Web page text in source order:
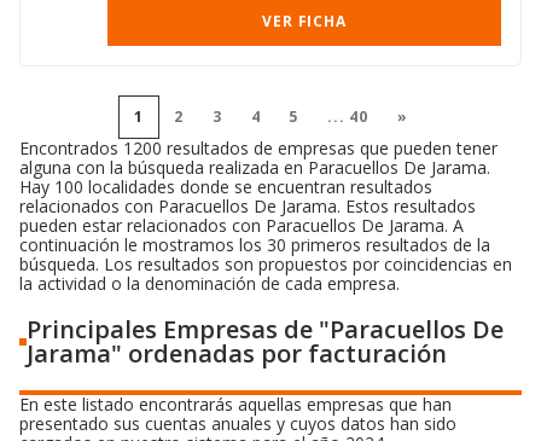
VER FICHA
1 2 3 4 5 ... 40 »
Encontrados 1200 resultados de empresas que pueden tener
alguna con la búsqueda realizada en Paracuellos De Jarama.
Hay 100 localidades donde se encuentran resultados
relacionados con Paracuellos De Jarama. Estos resultados
pueden estar relacionados con Paracuellos De Jarama. A
continuación le mostramos los 30 primeros resultados de la
búsqueda. Los resultados son propuestos por coincidencias en
la actividad o la denominación de cada empresa.
Principales Empresas de "Paracuellos De
Jarama" ordenadas por facturación
En este listado encontrarás aquellas empresas que han
presentado sus cuentas anuales y cuyos datos han sido